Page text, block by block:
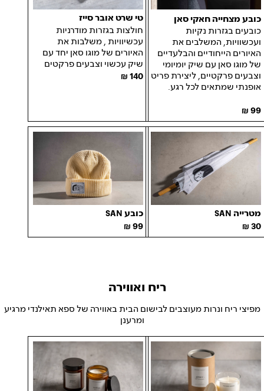
כובע מצחייה חאקי סאן
99
כובעים בגזרות נקיות
ועכשוויות, המשלבים את
האיורים הייחודיים והבלעדיים
של מוגו סאן עם שיק יומיומי
וצבעים פרקטיים, ליצירת פריט
אופנתי שמתאים לכל רגע.
טי שרט אובר סייז
140
חולצות בגזרות מודרניות
עכשיוויות , משלבות את
האיורים של מוגו סאן יחד עם
שיק עכשוי וצבעים פרקטים
מטרייה SAN
30
כובע SAN
99
ריח ואווירה
מפיצי ריח ונרות מעוצבים לבישום הבית באווירה של ספא תאילנדי מרגיע
ומרענן